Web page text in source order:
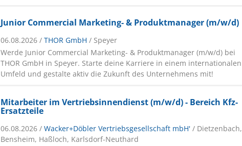
Junior Commercial Marketing- & Produktmanager (m/w/d)
06.08.2026 /THOR GmbH / Speyer
Werde Junior Commercial Marketing- & Produktmanager (m/w/d) bei
THOR GmbH in Speyer. Starte deine Karriere in einem internationalen
Umfeld und gestalte aktiv die Zukunft des Unternehmens mit!
Mitarbeiter im Vertriebsinnendienst (m/w/d) - Bereich Kfz-
Ersatzteile
06.08.2026 /Wacker+Döbler Vertriebsgesellschaft mbH' / Dietzenbach,
Bensheim, Haßloch, Karlsdorf-Neuthard